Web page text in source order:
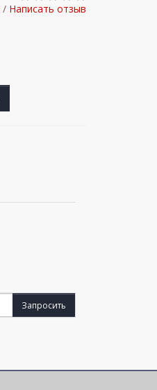
/ Написать отзыв
Запросить